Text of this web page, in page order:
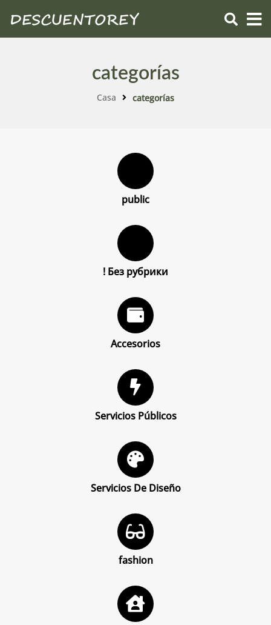
categorías
Casa categorías
public
! Без рубрики
Accesorios
Servicios Públicos
Servicios De Diseño
fashion